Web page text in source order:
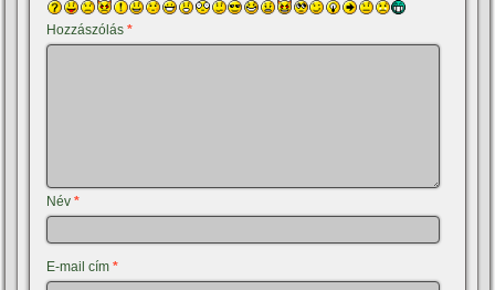
Hozzászólás*
Név*
E-mail cím*